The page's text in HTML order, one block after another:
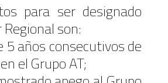
para ser designado
son:
5 años consecutivos de
el Grupo AT;